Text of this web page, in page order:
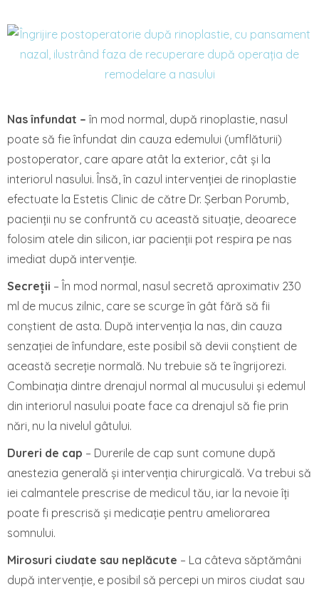
Nas înfundat –în mod normal, după rinoplastie, nasul
poate să fie înfundat din cauza edemului (umflăturii)
postoperator, care apare atât la exterior, cât și la
interiorul nasului. Însă, în cazul intervenției de rinoplastie
efectuate la Estetis Clinic de către Dr. Șerban Porumb,
pacienții nu se confruntă cu această situație, deoarece
folosim atele din silicon, iar pacienții pot respira pe nas
imediat după intervenție.
Secreții – În mod normal, nasul secretă aproximativ 230
ml de mucus zilnic, care se scurge în gât fără să fii
conștient de asta. După intervenția la nas, din cauza
senzației de înfundare, este posibil să devii conștient de
această secreție normală. Nu trebuie să te îngrijorezi.
Combinația dintre drenajul normal al mucusului și edemul
din interiorul nasului poate face ca drenajul să fie prin
nări, nu la nivelul gâtului.
Dureri de cap – Durerile de cap sunt comune după
anestezia generală și intervenția chirurgicală. Va trebui să
iei calmantele prescrise de medicul tău, iar la nevoie îți
poate fi prescrisă și medicație pentru ameliorarea
somnului.
Mirosuri ciudate sau neplăcute – La câteva săptămâni
după intervenție, e posibil să percepi un miros ciudat sau